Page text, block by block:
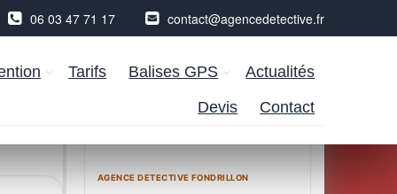
06 03 47 71 17 contact@agencedetective.fr
Tarifs Balises GPS
Actualités
Devis
Contact
AGENCE DETECTIVE FONDRILLON